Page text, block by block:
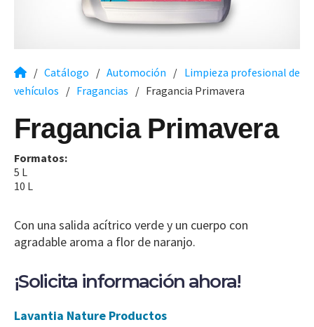
/ Catálogo / Automoción / Limpieza profesional de
vehículos / Fragancias / Fragancia Primavera
Fragancia Primavera
Formatos:
5 L
10 L
Con una salida acítrico verde y un cuerpo con
agradable aroma a flor de naranjo.
¡Solicita información ahora!
Lavantia Nature Productos